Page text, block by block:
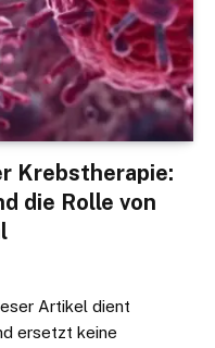
Krebstherapie:
die Rolle von
Artikel dient
ersetzt keine